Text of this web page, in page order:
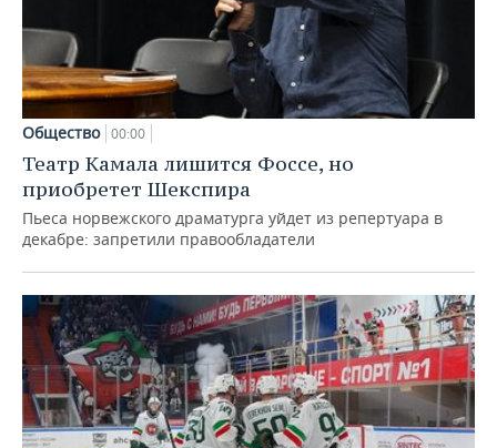
Общество 00:00
Театр Камала лишится Фоссе, но
приобретет Шекспира
Пьеса норвежского драматурга уйдет из репертуара в
декабре: запретили правообладатели